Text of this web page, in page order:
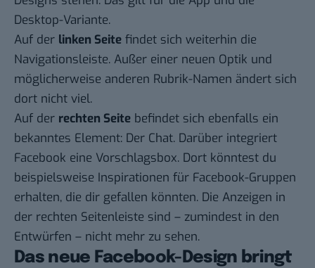
Desktop-Variante.
Auf der linken Seite findet sich weiterhin die
Navigationsleiste. Außer einer neuen Optik und
möglicherweise anderen Rubrik-Namen ändert sich
dort nicht viel.
Auf der rechten Seite befindet sich ebenfalls ein
bekanntes Element: Der Chat. Darüber integriert
Facebook eine Vorschlagsbox. Dort könntest du
beispielsweise Inspirationen für Facebook-Gruppen
erhalten, die dir gefallen könnten. Die Anzeigen in
der rechten Seitenleiste sind – zumindest in den
Entwürfen – nicht mehr zu sehen.
Das neue Facebook-Design bringt